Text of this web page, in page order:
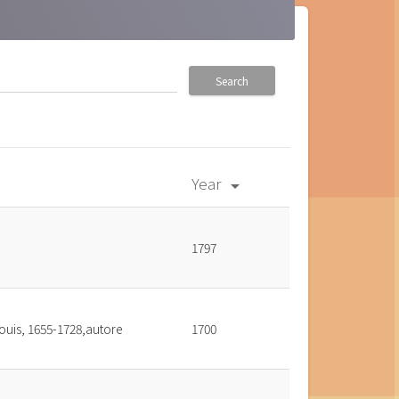
Search
Year arrow_drop_down
1797
1655-1728,autore 1700